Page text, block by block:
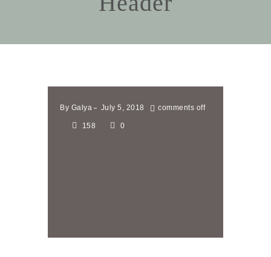
By Galya July 5, 2018 comments off
158 0